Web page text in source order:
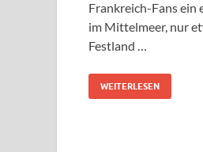
Frankreich-Fans ein
im Mittelmeer, nur
Festland …
WEITERLESEN